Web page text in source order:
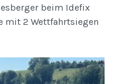
beim Idefix
mit 2 Wettfahrtsiegen